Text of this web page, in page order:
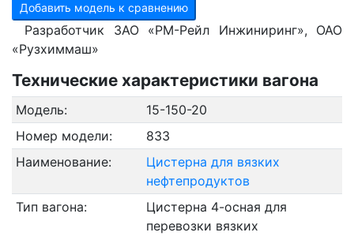
Добавить модель к сравнению
Разработчик ЗАО «РМ-Рейл Инжиниринг», ОАО
«Рузхиммаш»
Технические характеристики вагона
Модель:
15-150-20
Номер модели:
833
Наименование:
Цистерна для вязких
нефтепродуктов
Тип вагона:
Цистерна 4-осная для
перевозки вязких